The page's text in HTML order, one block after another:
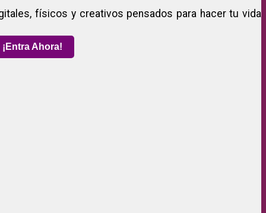
físicos y creativos pensados para hacer tu vida
¡Entra Ahora!